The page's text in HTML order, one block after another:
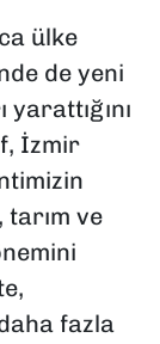
ülke
de yeni
İzmir
ve
fazla